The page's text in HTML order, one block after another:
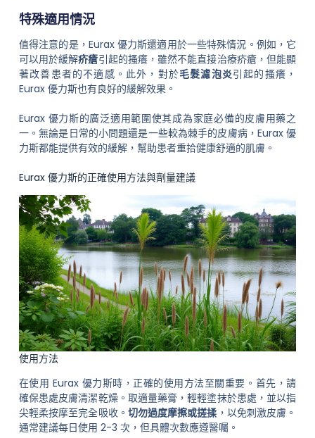
特殊適用情況
值得注意的是，Eurax 優力斯還適用於一些特殊情況。例如，它
可以用於緩解疥瘡引起的搔癢，雖然不能直接治療疥瘡，但能顯
著改善患者的不適感。此外，對於毛髮濾泡炎引起的搔癢，
Eurax 優力斯也有良好的緩解效果。
Eurax 優力斯的廣泛適用範圍使其成為家庭必備的皮膚用藥之
一。無論是日常的小問題還是一些較為棘手的皮膚病，Eurax 優
力斯都能提供有效的緩解，幫助患者重拾健康舒適的肌膚。
Eurax 優力斯的正確使用方法與劑量建議
使用方法
在使用 Eurax 優力斯時，正確的使用方法至關重要。首先，請
確保患處皮膚清潔乾燥。取適量藥膏，輕輕塗抹於患處，並以指
尖輕柔按摩至完全吸收。 切勿過度摩擦或搓揉 ，以免刺激皮膚。
通常建議每日使用 2-3 次，但具體次數應遵醫囑。